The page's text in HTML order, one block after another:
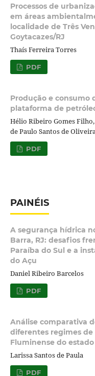
Processos de
em áreas
localidade de Três
Goytacazes/RJ
Thaís Ferreira Torres
PDF
Produção e consumo
plataforma de
Hélio Ribeiro Gomes
de Paulo Santos de
PDF
PAINÉIS
A segurança hídrica
Barra, RJ: desafios
Paraíba do Sul e a
do Açu
Daniel Ribeiro Barcelos
PDF
Análise comparativa
diferentes regimes
Fluminense do
Larissa Santos de Paula
PDF